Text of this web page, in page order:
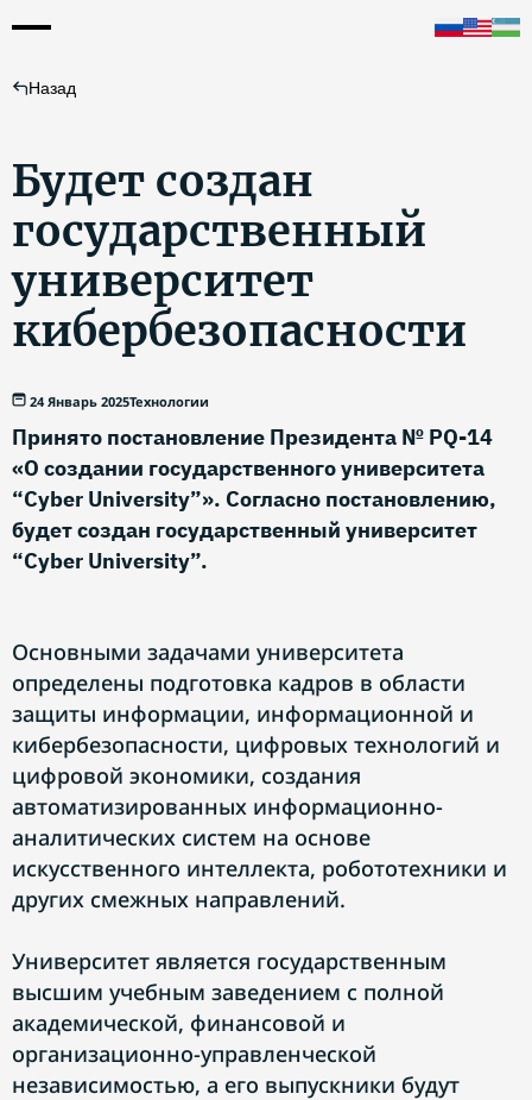
Назад
Будет создан
государственный
университет
кибербезопасности
24 Январь 2025Технологии
Принято постановление Президента № PQ-14
«О создании государственного университета
“Cyber University”». Согласно постановлению,
будет создан государственный университет
“Cyber University”.
Основными задачами университета
определены подготовка кадров в области
защиты информации, информационной и
кибербезопасности, цифровых технологий и
цифровой экономики, создания
автоматизированных информационно-
аналитических систем на основе
искусственного интеллекта, робототехники и
других смежных направлений.
Университет является государственным
высшим учебным заведением с полной
академической, финансовой и
организационно-управленческой
независимостью, а его выпускники будут